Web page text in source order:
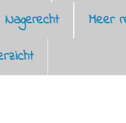
Nagerecht Meer